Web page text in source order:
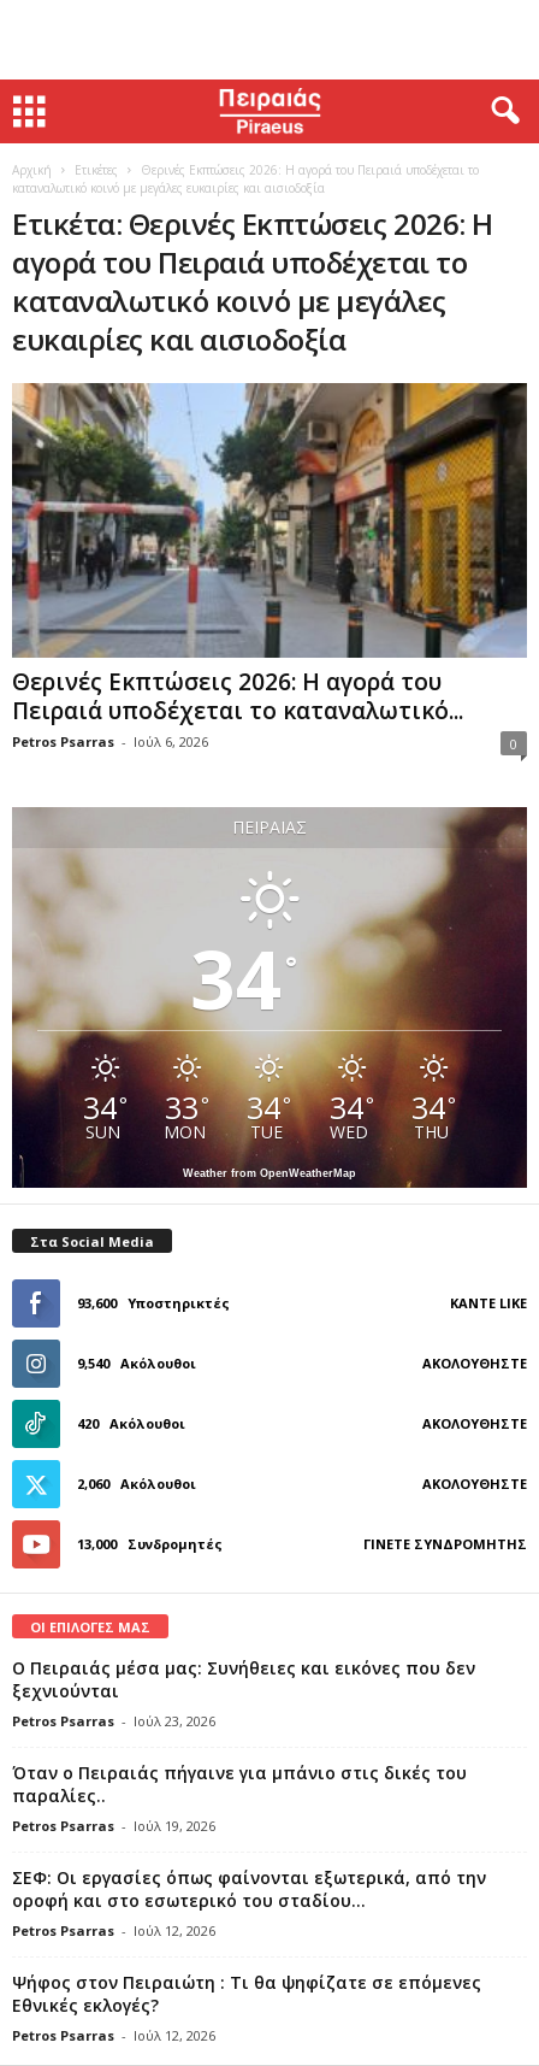
Αρχική Ετικέτες
Θερινές Εκπτώσεις 2026: Η αγορά του Πειραιά υποδέχεται το
καταναλωτικό κοινό με μεγάλες ευκαιρίες και αισιοδοξία
Ετικέτα: Θερινές Εκπτώσεις 2026: Η
αγορά του Πειραιά υποδέχεται το
καταναλωτικό κοινό με μεγάλες
ευκαιρίες και αισιοδοξία
Θερινές Εκπτώσεις 2026: Η αγορά του
Πειραιά υποδέχεται το καταναλωτικό...
Petros Psarras - Ιούλ 6, 2026 0
ΠΕΙΡΑΙΆΣ
34°
34°
SUN
33°
MON
34°
TUE
34°
WED
34°
THU
Weather from OpenWeatherMap
Στα Social Media
93,600 Υποστηρικτές ΚΆΝΤΕ LIKE
9,540 Ακόλουθοι ΑΚΟΛΟΥΘΉΣΤΕ
420 Ακόλουθοι ΑΚΟΛΟΥΘΉΣΤΕ
2,060 Ακόλουθοι ΑΚΟΛΟΥΘΉΣΤΕ
13,000 Συνδρομητές ΓΊΝΕΤΕ ΣΥΝΔΡΟΜΗΤΉΣ
ΟΙ ΕΠΙΛΟΓΕΣ ΜΑΣ
Ο Πειραιάς μέσα μας: Συνήθειες και εικόνες που δεν
ξεχνιούνται
Petros Psarras - Ιούλ 23, 2026
Όταν ο Πειραιάς πήγαινε για μπάνιο στις δικές του
παραλίες..
Petros Psarras - Ιούλ 19, 2026
ΣΕΦ: Οι εργασίες όπως φαίνονται εξωτερικά, από την
οροφή και στο εσωτερικό του σταδίου...
Petros Psarras - Ιούλ 12, 2026
Ψήφος στον Πειραιώτη : Τι θα ψηφίζατε σε επόμενες
Εθνικές εκλογές?
Petros Psarras - Ιούλ 12, 2026